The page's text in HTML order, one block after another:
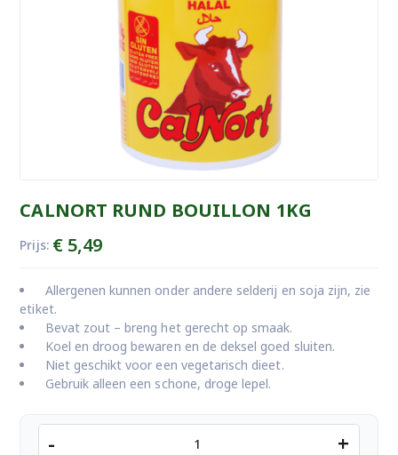
CALNORT RUND BOUILLON 1KG
Prijs: €5,49
Allergenen kunnen onder andere selderij en soja zijn, zie
etiket.
Bevat zout – breng het gerecht op smaak.
Koel en droog bewaren en de deksel goed sluiten.
Niet geschikt voor een vegetarisch dieet.
Gebruik alleen een schone, droge lepel.
- +